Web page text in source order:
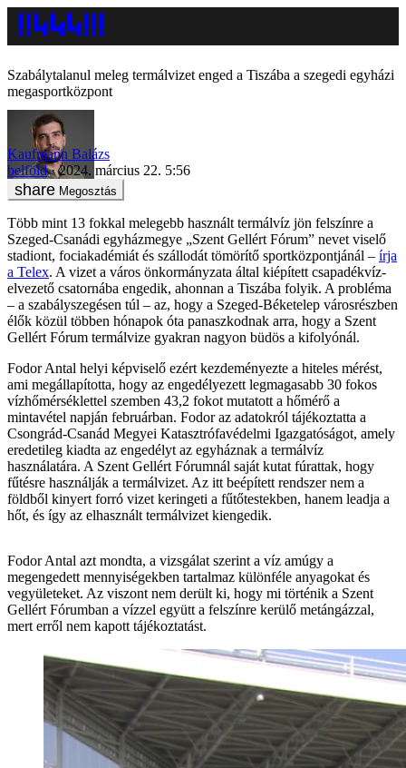
Szabálytalanul meleg termálvizet enged a Tiszába a szegedi egyházi
megasportközpont
Kaufmann Balázs
belföld
2024. március 22. 5:56
Megosztás
Több mint 13 fokkal melegebb használt termálvíz jön felszínre a
Szeged-Csanádi egyházmegye „Szent Gellért Fórum” nevet viselő
stadiont, fociakadémiát és szállodát tömörítő sportközpontjánál – írja
a Telex. A vizet a város önkormányzata által kiépített csapadékvíz-
elvezető csatornába engedik, ahonnan a Tiszába folyik. A probléma
– a szabályszegésen túl – az, hogy a Szeged-Béketelep városrészben
élők közül többen hónapok óta panaszkodnak arra, hogy a Szent
Gellért Fórum termálvize gyakran nagyon büdös a kifolyónál.
Fodor Antal helyi képviselő ezért kezdeményezte a hiteles mérést,
ami megállapította, hogy az engedélyezett legmagasabb 30 fokos
vízhőmérséklettel szemben 43,2 fokot mutatott a hőmérő a
mintavétel napján februárban. Fodor az adatokról tájékoztatta a
Csongrád-Csanád Megyei Katasztrófavédelmi Igazgatóságot, amely
eredetileg kiadta az engedélyt az egyháznak a termálvíz
használatára. A Szent Gellért Fórumnál saját kutat fúrattak, hogy
fűtésre használják a termálvizet. Az itt beépített rendszer nem a
földből kinyert forró vizet keringeti a fűtőtestekben, hanem leadja a
hőt, és így az elhasznált termálvizet kiengedik.
Fodor Antal azt mondta, a vizsgálat szerint a víz amúgy a
megengedett mennyiségekben tartalmaz különféle anyagokat és
vegyületeket. Az viszont nem derült ki, hogy mi történik a Szent
Gellért Fórumban a vízzel együtt a felszínre kerülő metángázzal,
mert erről nem kapott tájékoztatást.